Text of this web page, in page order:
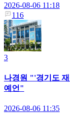
2026-08-06 11:18
116
3
나경원 "'경기도
예언"
2026-08-06 11:35